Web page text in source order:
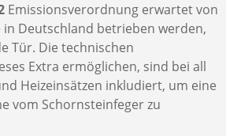
Emissionsverordnung erwartet von
in Deutschland betrieben werden,
Tür. Die technischen
Extra ermöglichen, sind bei all
Heizeinsätzen inkludiert, um eine
vom Schornsteinfeger zu